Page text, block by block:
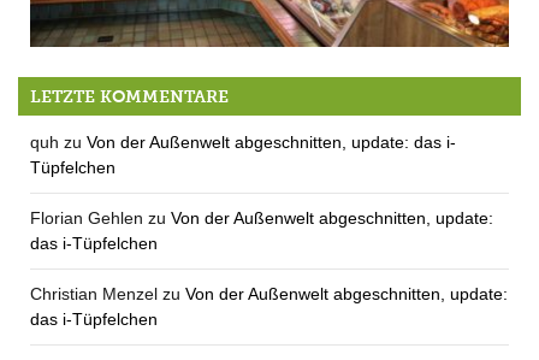
Kleinanzeige: MitarbeiterIn für die Metzgerei Wittur dringend gesucht
LETZTE KOMMENTARE
quh zu Von der Außenwelt abgeschnitten, update: das i-
Tüpfelchen
Florian Gehlen zu Von der Außenwelt abgeschnitten, update:
das i-Tüpfelchen
Christian Menzel zu Von der Außenwelt abgeschnitten, update:
das i-Tüpfelchen